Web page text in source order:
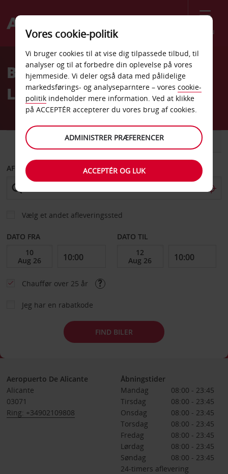
Menu
Welcome
AvisBILLEJE I ALICANTE
LUFTHAVN (ALC) MED AVIS
VAREVOGN
AFHENT FRA
Vælg et andet afleveringssted
DATO FRA DATO TIL
Chauffør over 25 år
Jeg har en rabatkode
FIND BILER
Aeropuerto De Alicante
Alicante
03071
Ring: +34902109808
Åbningstider
Mandag
08:00 - 23:45
Tirsdag
08:00 - 23:45
Onsdag
08:00 - 23:45
Torsdag
08:00 - 23:45
Fredag
08:00 - 23:45
Lørdag
08:00 - 23:45
Søndag
08:00 - 23:45
24-timers aflevering
Vores cookie-politik
Vi bruger cookies til at vise dig tilpassede tilbud, til
analyser og til at forbedre din oplevelse på vores
hjemmeside. Vi deler også data med pålidelige
markedsførings- og analyseparntere – vores cookie-
politik indeholder mere information. Ved at klikke
på ACCEPTÉR accepterer du vores brug af cookies.
ADMINISTRER PRÆFERENCER
ACCEPTÉR OG LUK